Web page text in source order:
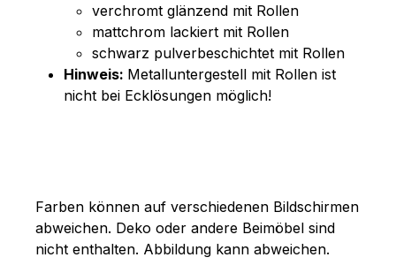
verchromt glänzend mit Rollen
mattchrom lackiert mit Rollen
schwarz pulverbeschichtet mit Rollen
Hinweis: Metalluntergestell mit Rollen ist
nicht bei Ecklösungen möglich!
Farben können auf verschiedenen Bildschirmen
abweichen. Deko oder andere Beimöbel sind
nicht enthalten. Abbildung kann abweichen.